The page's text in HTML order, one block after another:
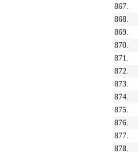
867.
868.
869.
870.
871.
872.
873.
874.
875.
876.
877.
878.